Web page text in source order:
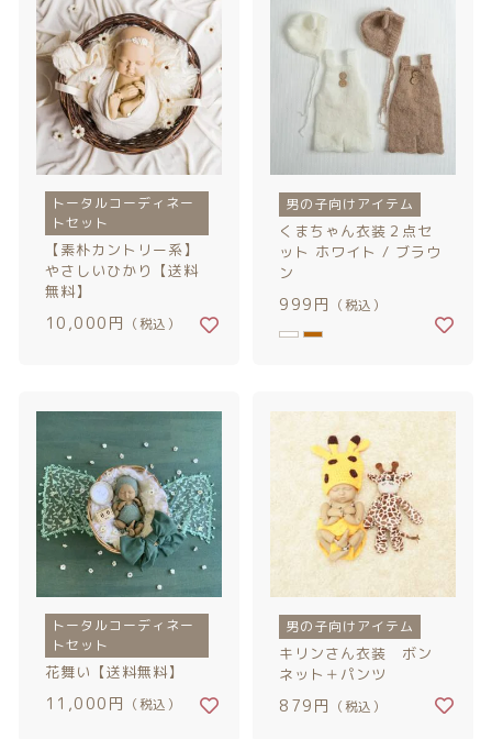
トータルコーディネー
トセット
【素朴カントリー系】
やさしいひかり【送料
無料】
10,000円 （税込）
男の子向けアイテム
くまちゃん衣装２点セ
ット ホワイト / ブラウ
ン
999円 （税込）
トータルコーディネー
トセット
花舞い【送料無料】
11,000円 （税込）
男の子向けアイテム
キリンさん衣装 ボン
ネット＋パンツ
879円 （税込）